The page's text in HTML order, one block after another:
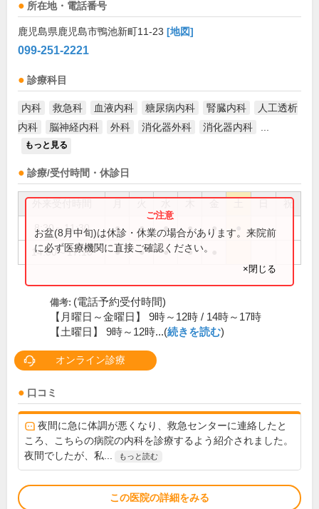
所在地・電話番号
鹿児島県鹿児島市鴨池新町11-23 [地図]
099-251-2221
診療科目
内科 救急科 血液内科 糖尿病内科 腎臓内科
人工透析
内科
脳神経内科 外科 消化器外科 消化器内科
もっと見る
診療/受付時間・休診日
祝
8:30～11:30 ● ● ● ● ●
14:00～17:10 ● ● ● ●
お盆(8月中旬)は休診・休業の場合があります。来院前
に必ず医療機関に直接ご確認ください。
×閉じる
備考: (電話予約受付時間)
【月曜日～金曜日】 9時～12時 / 14時～17時
【土曜日】 9時～12時...(続きを読む)
オンライン診療
口コミ
夜間に急に体調が悪くなり、救急センターに連絡したと
ころ、こちらの病院の内科を診療するよう紹介されました。
夜間でしたが、私...
もっと読む
この医院の詳細をみる